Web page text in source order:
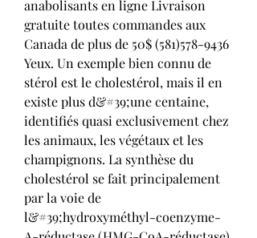
anabolisants en ligne Livraison
gratuite toutes commandes aux
Canada de plus de 50$ (581)578-9436
Yeux. Un exemple bien connu de
stérol est le cholestérol, mais il en
existe plus d&#39;une centaine,
identifiés quasi exclusivement chez
les animaux, les végétaux et les
champignons. La synthèse du
cholestérol se fait principalement
par la voie de
l&#39;hydroxyméthyl-coenzyme-